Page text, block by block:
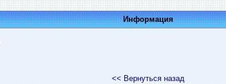
Информация
<< Вернуться назад